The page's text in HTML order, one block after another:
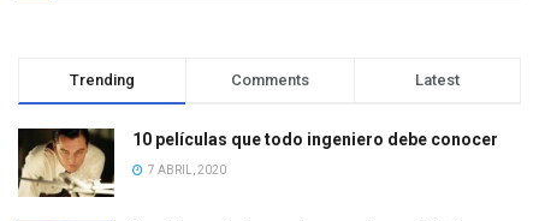
Trending Comments Latest
10 películas que todo ingeniero debe conocer
7 ABRIL, 2020